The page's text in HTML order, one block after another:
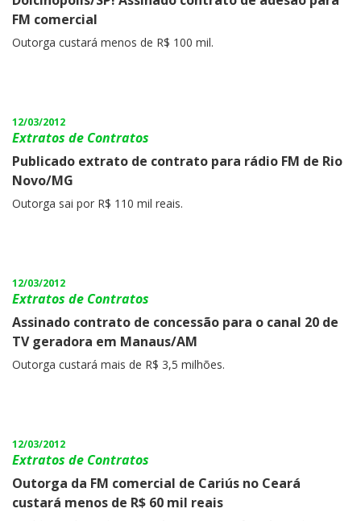
FM comercial
Outorga custará menos de R$ 100 mil.
12/03/2012
Extratos de Contratos
Publicado extrato de contrato para rádio FM de Rio
Novo/MG
Outorga sai por R$ 110 mil reais.
12/03/2012
Extratos de Contratos
Assinado contrato de concessão para o canal 20 de
TV geradora em Manaus/AM
Outorga custará mais de R$ 3,5 milhões.
12/03/2012
Extratos de Contratos
Outorga da FM comercial de Cariús no Ceará
custará menos de R$ 60 mil reais